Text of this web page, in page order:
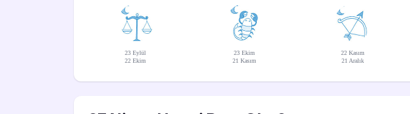
23 Eylül
22 Ekim
23 Ekim
21 Kasım
22 Kasım
21 Aralık